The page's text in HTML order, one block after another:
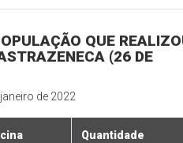
QUE
(26 DE
de 2022
Quantidade